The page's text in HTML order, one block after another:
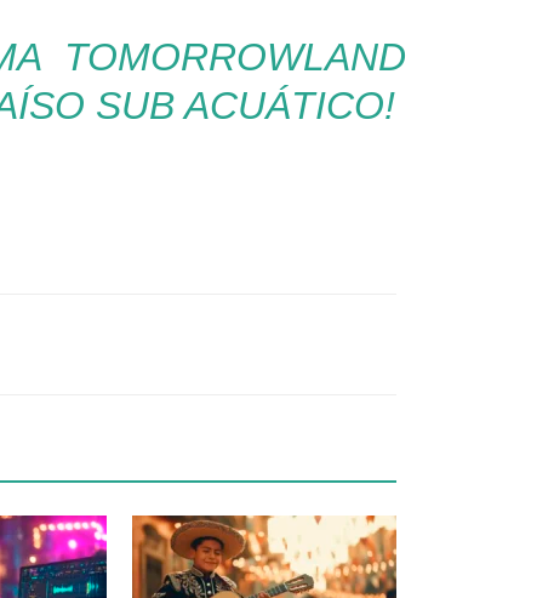
TOMORROWLAND
SUB ACUÁTICO!